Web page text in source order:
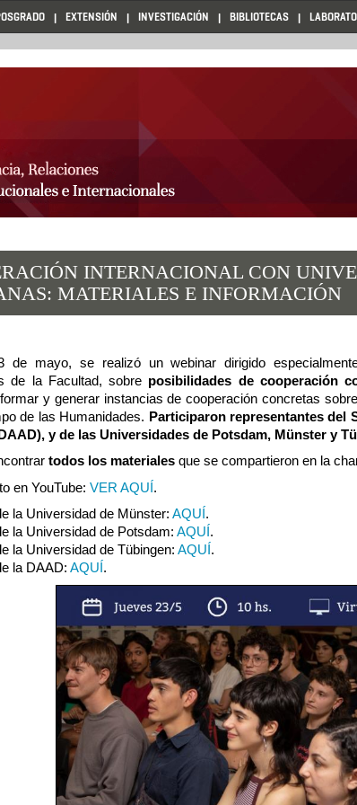
EXTENSIÓN INVESTIGACIÓN BIBLIOTECAS
INTERNACIONAL CON
MATERIALES E INFORMACIÓN
de mayo, se realizó un webinar dirigido
de la Facultad, sobre posibilidades de cooperación
y generar instancias de cooperación concretas
de las Humanidades. Participaron representantes del
y de las Universidades de Potsdam, Münster y
todos los materiales que se compartieron en la
en YouTube: VER AQUÍ .
la Universidad de Münster: AQUÍ .
la Universidad de Potsdam: AQUÍ .
la Universidad de Tübingen: AQUÍ .
la DAAD: AQUÍ .